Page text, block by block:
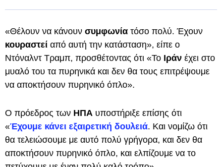
«Θέλουν να κάνουν συμφωνία τόσο πολύ. Έχουν
κουραστεί από αυτή την κατάσταση», είπε ο
Ντόναλντ Τραμπ, προσθέτοντας ότι «Το Ιράν έχει στο
μυαλό του τα πυρηνικά και δεν θα τους επιτρέψουμε
να αποκτήσουν πυρηνικό όπλο».
Ο πρόεδρος των ΗΠΑ υποστήριξε επίσης ότι
«Έχουμε κάνει εξαιρετική δουλειά. Και νομίζω ότι
θα τελειώσουμε με αυτό πολύ γρήγορα, και δεν θα
αποκτήσουν πυρηνικό όπλο, και ελπίζουμε να το